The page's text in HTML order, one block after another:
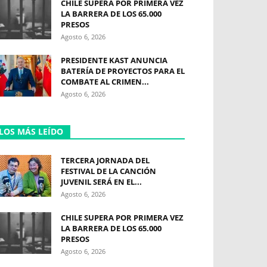
CHILE SUPERA POR PRIMERA VEZ
LA BARRERA DE LOS 65.000
PRESOS
Agosto 6, 2026
PRESIDENTE KAST ANUNCIA
BATERÍA DE PROYECTOS PARA EL
COMBATE AL CRIMEN...
Agosto 6, 2026
MÁS LEÍDO
TERCERA JORNADA DEL
FESTIVAL DE LA CANCIÓN
JUVENIL SERÁ EN EL...
Agosto 6, 2026
CHILE SUPERA POR PRIMERA VEZ
LA BARRERA DE LOS 65.000
PRESOS
Agosto 6, 2026